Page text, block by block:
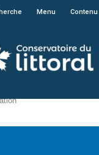
sur le site du
Menu Contenu